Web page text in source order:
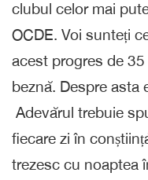
clubul celor mai
OCDE. Voi sunteți
acest progres de
beznă. Despre asta
Adevărul trebuie
fiecare zi în
trezesc cu noaptea